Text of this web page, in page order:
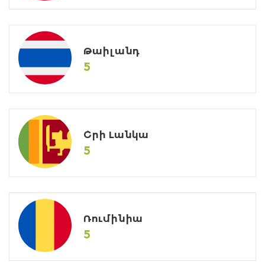
Թաիլանդ
5
Շրի Լանկա
5
Ռումինիա
5